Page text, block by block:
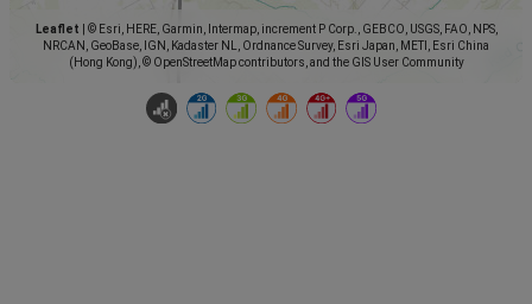
Leaflet
© Esri, HERE, Garmin, Intermap, increment P Corp., GEBCO, USGS, FAO, NPS,
NRCAN, GeoBase, IGN, Kadaster NL, Ordnance Survey, Esri Japan, METI, Esri China
(Hong Kong), © OpenStreetMap contributors, and the GIS User Community